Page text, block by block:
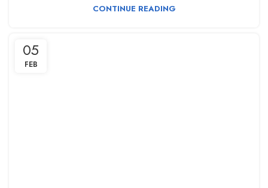
CONTINUE READING
05
FEB